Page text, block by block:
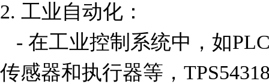
2. 工业自动化：
传感器和执行器等，